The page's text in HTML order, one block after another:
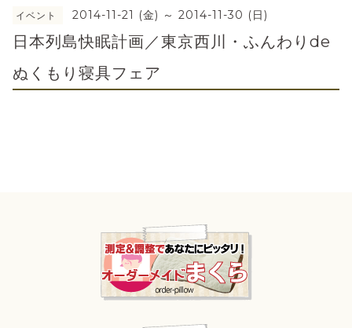
イベント 2014-11-21 (金) ～ 2014-11-30 (日)
日本列島快眠計画／東京西川・ふんわりde
ぬくもり寝具フェア